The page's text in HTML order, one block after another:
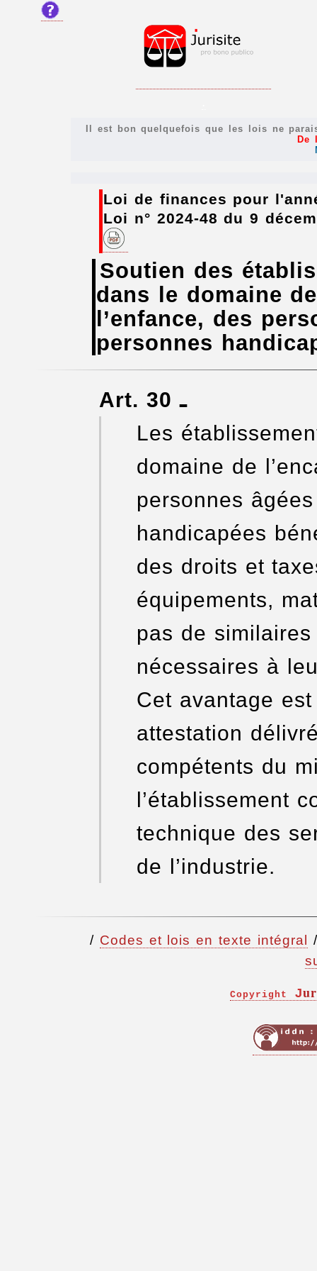
Il est bon quelquefois que les lois ne
De
Loi de finances pour
Loi n° 2024-48 du 9
Soutien des
dans le domaine
l’enfance, des
personnes
Art. 30 ـ
Les
domaine de
personnes
handicapées
des droits et
équipements,
pas de
nécessaires à
Cet avantage
attestation
compétents du
l’établissement
technique des
de l’industrie.
/ Codes et lois en texte intégral
Copyright J